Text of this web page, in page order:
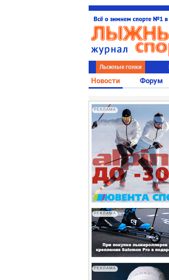
Лыжные гонки
Новости Форум
РЕКЛАМА
РЕКЛАМА
РЕКЛАМА